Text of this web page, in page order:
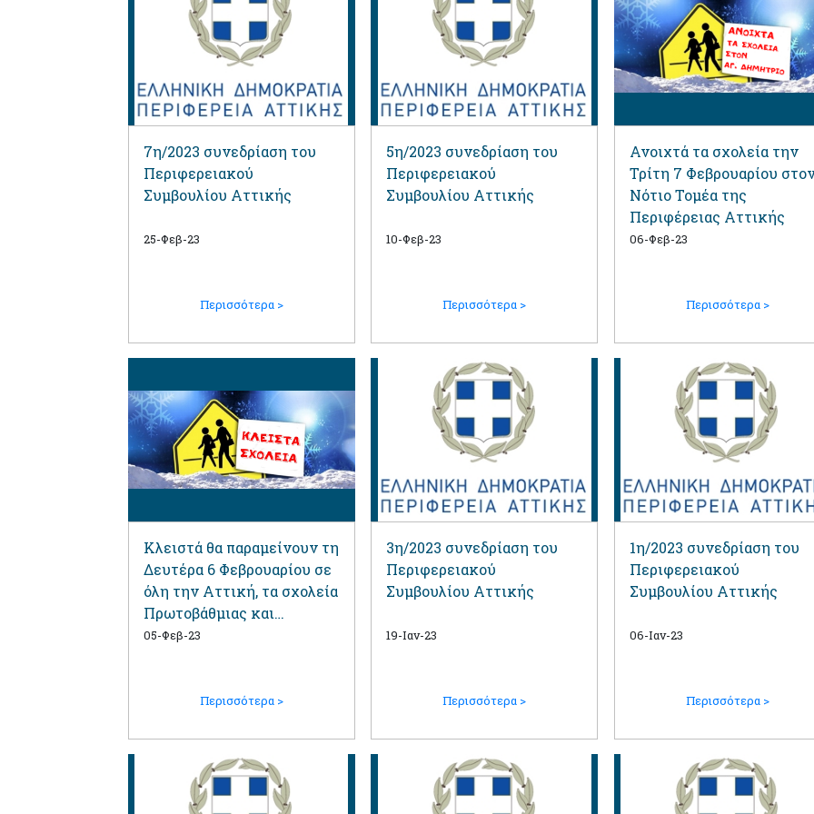
7η/2023 συνεδρίαση του
Περιφερειακού
Συμβουλίου Αττικής
25-Φεβ-23
Περισσότερα >
5η/2023 συνεδρίαση του
Περιφερειακού
Συμβουλίου Αττικής
10-Φεβ-23
Περισσότερα >
Ανοιχτά τα σχολεία την
Τρίτη 7 Φεβρουαρίου
Νότιο Τομέα της
Περιφέρειας Αττικής
06-Φεβ-23
Περισσότερα >
Κλειστά θα παραμείνουν τη
Δευτέρα 6 Φεβρουαρίου σε
όλη την Αττική, τα σχολεία
Πρωτοβάθμιας και
Δευτεροβάθμιας
05-Φεβ-23
Περισσότερα >
3η/2023 συνεδρίαση του
Περιφερειακού
Συμβουλίου Αττικής
19-Ιαν-23
Περισσότερα >
1η/2023 συνεδρίαση του
Περιφερειακού
Συμβουλίου Αττικής
06-Ιαν-23
Περισσότερα >